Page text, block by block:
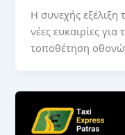
Η συνεχής εξέλιξη
νέες ευκαιρίες
τοποθέτηση